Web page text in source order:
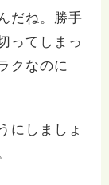
だね。勝手
ってしまっ
クなのに
にしましょ